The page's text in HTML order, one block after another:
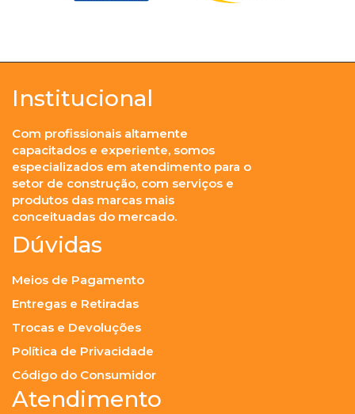
Institucional
Com profissionais altamente
capacitados e experiente, somos
especializados em atendimento para o
setor de construção, com serviços e
produtos das marcas mais
conceituadas do mercado.
Dúvidas
Meios de Pagamento
Entregas e Retiradas
Trocas e Devoluções
Política de Privacidade
Código do Consumidor
Atendimento